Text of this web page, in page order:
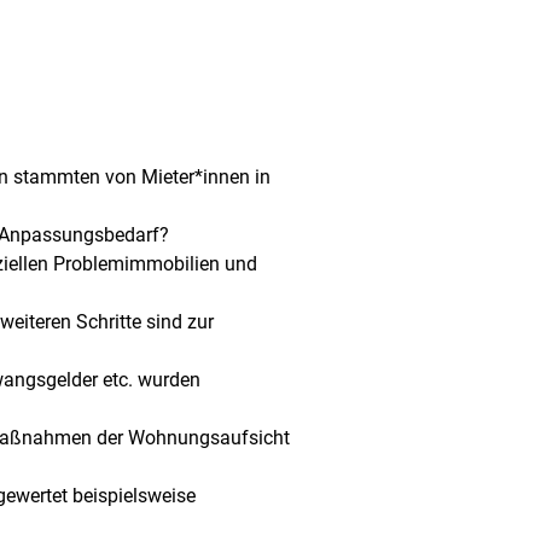
stammten von Mieter*innen in
Problemimmobilien und
Schritte sind zur
etc. wurden
der Wohnungsaufsicht
beispielsweise